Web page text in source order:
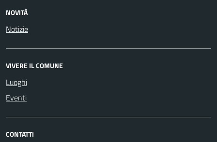
NOVITÀ
Notizie
VIVERE IL COMUNE
Luoghi
Eventi
CONTATTI